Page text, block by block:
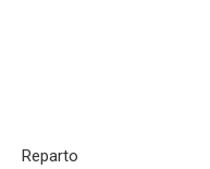
Reparto